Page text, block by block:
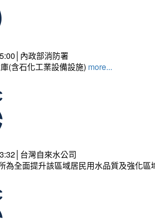
內政部消防署
(含石化工業設備設施) more...
台灣自來水公司
為全面提升該區域居民用水品質及強化